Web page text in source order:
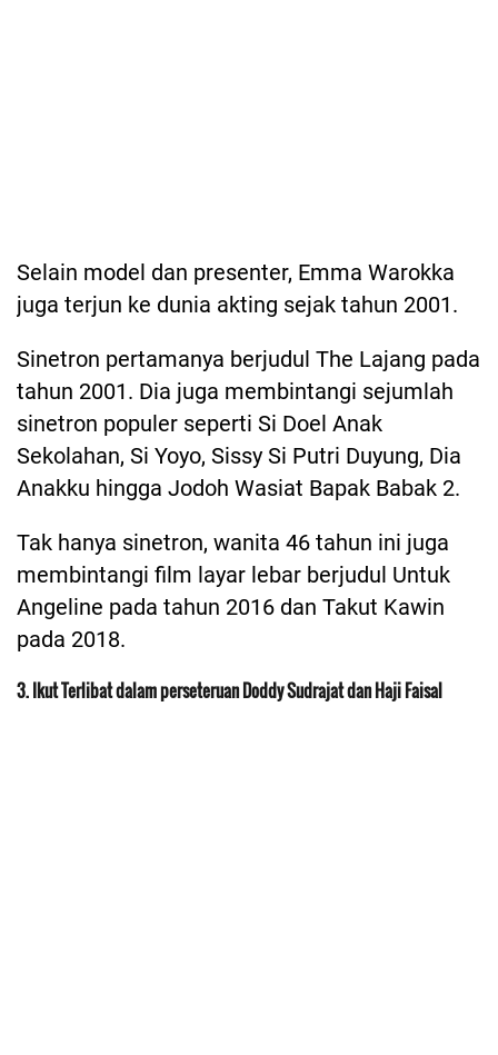
Selain model dan presenter, Emma Warokka
juga terjun ke dunia akting sejak tahun 2001.
Sinetron pertamanya berjudul The Lajang pada
tahun 2001. Dia juga membintangi sejumlah
sinetron populer seperti Si Doel Anak
Sekolahan, Si Yoyo, Sissy Si Putri Duyung, Dia
Anakku hingga Jodoh Wasiat Bapak Babak 2.
Tak hanya sinetron, wanita 46 tahun ini juga
membintangi film layar lebar berjudul Untuk
Angeline pada tahun 2016 dan Takut Kawin
pada 2018.
3. Ikut Terlibat dalam perseteruan Doddy Sudrajat dan Haji Faisal